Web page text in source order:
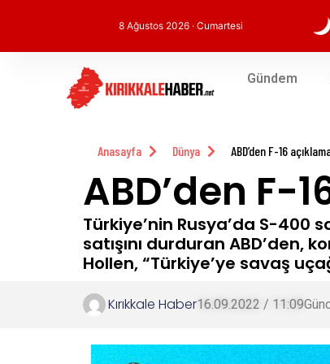
8 Ağustos 2026 · Cumartesi
Gündem
Anasayfa Dünya ABD’den F-16
ABD’den F-
Türkiye’nin Rusya’da S-400
satışını durduran ABD’den,
Hollen, “Türkiye’ye savaş
Kırıkkale Haber16.09.2022 / 11:09